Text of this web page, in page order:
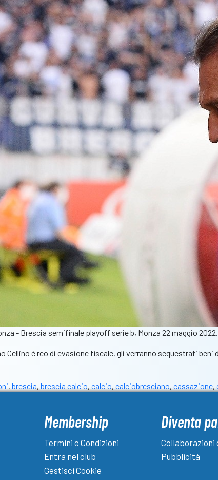
- Brescia semifinale playoff serie b, Monza 22 maggio
Cellino è reo di evasione fiscale, gli verranno sequestrati beni
, brescia, brescia calcio, calcio, calciobresciano, cassazione,
Membership
Termini e Condizioni
Entra nel club
Gestisci Cookie
Diventa
Collaborazioni
Pubblicità